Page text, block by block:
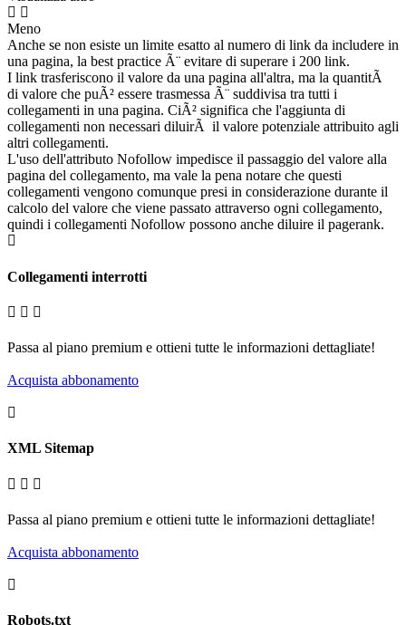
Meno
Anche se non esiste un limite esatto al numero di link da includere in
una pagina, la best practice Ã¨ evitare di superare i 200 link.
I link trasferiscono il valore da una pagina all'altra, ma la quantitÃ
di valore che puÃ² essere trasmessa Ã¨ suddivisa tra tutti i
collegamenti in una pagina. CiÃ² significa che l'aggiunta di
collegamenti non necessari diluirÃ il valore potenziale attribuito agli
altri collegamenti.
L'uso dell'attributo Nofollow impedisce il passaggio del valore alla
pagina del collegamento, ma vale la pena notare che questi
collegamenti vengono comunque presi in considerazione durante il
calcolo del valore che viene passato attraverso ogni collegamento,
quindi i collegamenti Nofollow possono anche diluire il pagerank.
Collegamenti interrotti
Passa al piano premium e ottieni tutte le informazioni dettagliate!
Acquista abbonamento
XML Sitemap
Passa al piano premium e ottieni tutte le informazioni dettagliate!
Acquista abbonamento
Robots.txt